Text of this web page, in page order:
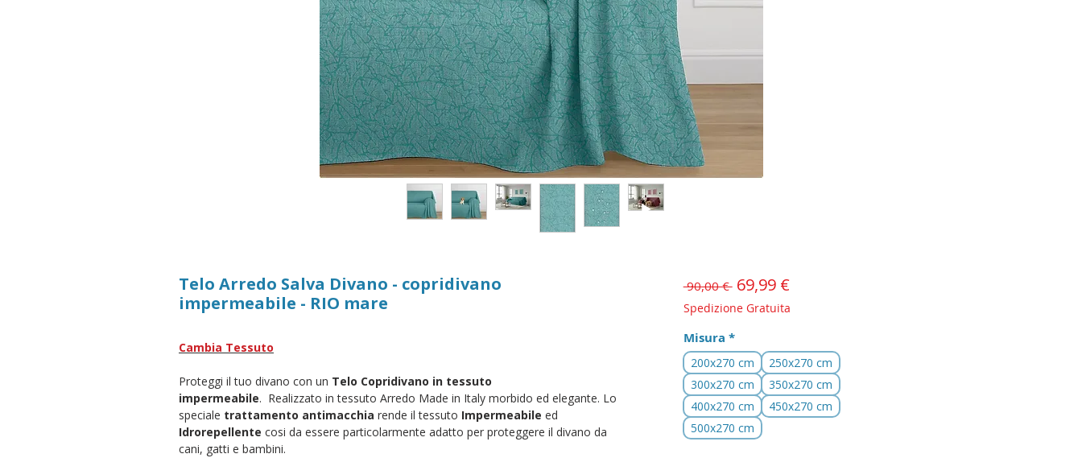
Telo Arredo Salva Divano - copridivano
impermeabile - RIO mare
Cambia Tessuto
Proteggi il tuo divano con un Telo Copridivano in tessuto
impermeabile. Realizzato in tessuto Arredo Made in Italy morbido ed elegante. Lo
speciale trattamento antimacchia rende il tessuto Impermeabile ed
Idrorepellente cosi da essere particolarmente adatto per proteggere il divano da
cani, gatti e bambini.
90,00 € Prezzo
regolare
69,99 €Prezzo
Spedizione Gratuita
Misura *
200x270 cm
250x270 cm
300x270 cm
350x270 cm
400x270 cm
450x270 cm
500x270 cm